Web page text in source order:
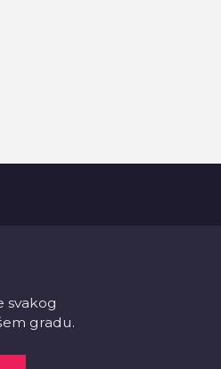
svakog
gradu.